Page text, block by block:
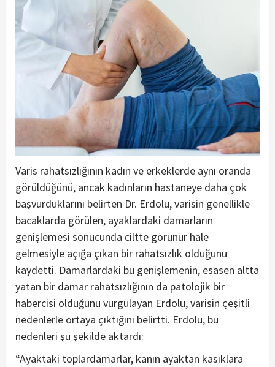
Varis rahatsızlığının kadın ve erkeklerde aynı oranda
görüldüğünü, ancak kadınların hastaneye daha çok
başvurduklarını belirten Dr. Erdolu, varisin genellikle
bacaklarda görülen, ayaklardaki damarların
genişlemesi sonucunda ciltte görünür hale
gelmesiyle açığa çıkan bir rahatsızlık olduğunu
kaydetti. Damarlardaki bu genişlemenin, esasen altta
yatan bir damar rahatsızlığının da patolojik bir
habercisi olduğunu vurgulayan Erdolu, varisin çeşitli
nedenlerle ortaya çıktığını belirtti. Erdolu, bu
nedenleri şu şekilde aktardı:
“Ayaktaki toplardamarlar, kanın ayaktan kasıklara